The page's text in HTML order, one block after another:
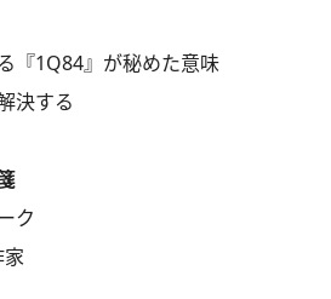
『1Q84』が秘めた意味
決する
ク